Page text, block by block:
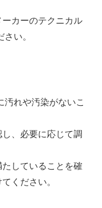
カーのテクニカル
い。
汚れや汚染がないこ
、必要に応じて調
していることを確
ください。